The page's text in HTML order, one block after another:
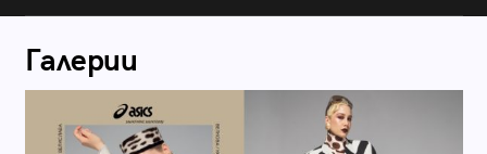
Галерии